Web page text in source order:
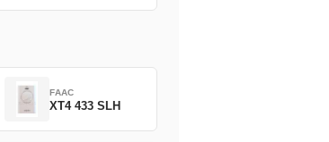
FAAC
XT4 433 SLH